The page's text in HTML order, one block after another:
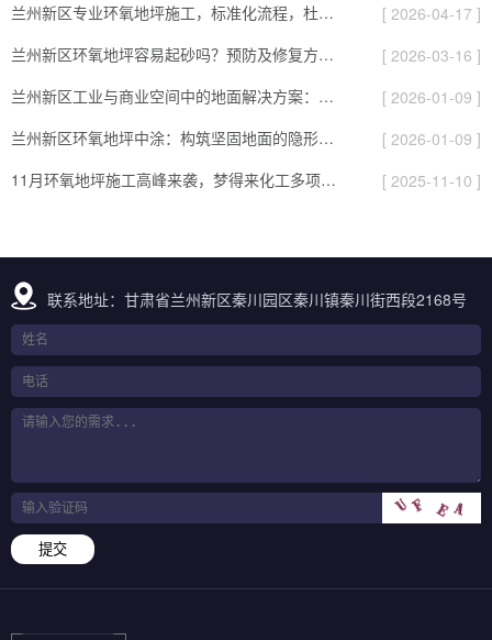
兰州新区专业环氧地坪施工，标准化流程，杜绝起砂、脱层！
[ 2026-04-17 ]
兰州新区环氧地坪容易起砂吗？预防及修复方法详解！
[ 2026-03-16 ]
兰州新区工业与商业空间中的地面解决方案：环氧地坪应用解析
[ 2026-01-09 ]
兰州新区环氧地坪中涂：构筑坚固地面的隐形守护者
[ 2026-01-09 ]
11月环氧地坪施工高峰来袭，梦得来化工多项目同步推进保交付
[ 2025-11-10 ]
联系地址：甘肃省兰州新区秦川园区秦川镇秦川街西段2168号
提交